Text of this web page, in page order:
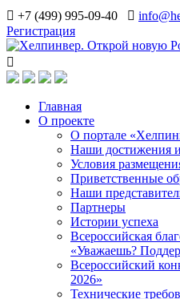
+7 (499) 995-09-40
Регистрация
Главная
О проекте
О портале
Наши достижения и
Условия
Приветственные
Наши
Партнеры
Истории успеха
Всероссийская
«Уважаешь?
Всероссийский
2026»
Технические